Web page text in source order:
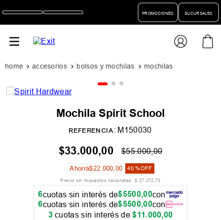
PROMOCIONES SUCURSALES
accesorios bolsos y mochilas mochilas
Mochila Spirit School
REFERENCIA: M150030
$33.000,00 $55.000,00
Ahorrá$22.000,00 40 %OFF
Precio sin impuestos nacionales: $ 27.272,73
6cuotas sin interés de$5500,00con
6cuotas sin interés de$5500,00con
3cuotas sin interés de$11.000,00